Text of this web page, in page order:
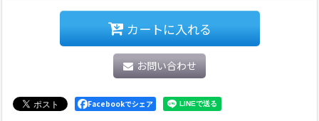
カートに入れる
お問い合わせ
Facebookでシェア